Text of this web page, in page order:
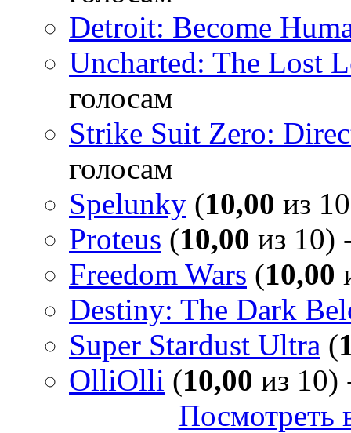
Detroit: Become
Uncharted: The Lost
голосам
Strike Suit Zero:
голосам
Spelunky (10,00 из
Proteus (10,00 из 10)
Freedom Wars (10,00
Destiny: The Dark
Super Stardust Ultra (
OlliOlli (10,00 из 10)
Посмотреть